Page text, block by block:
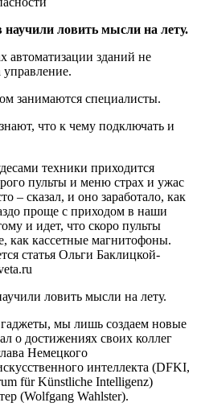
ловить мысли на лету.
автоматизации зданий не
занимаются специалисты.
что к чему подключать и
техники приходится
пульты и меню страх и ужас
– сказал, и оно заработало, как
проще с приходом в наши
и идет, что скоро пульты
как кассетные магнитофоны.
статья Ольги Баклицкой-
ловить мысли на лету.
мы лишь создаем новые
о достижениях своих коллег
Немецкого
интеллекта (DFKI,
für Künstliche Intelligenz)
(Wolfgang Wahlster).